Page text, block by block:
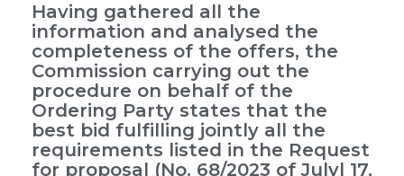
Having gathered all the
information and analysed the
completeness of the offers, the
Commission carrying out the
procedure on behalf of the
Ordering Party states that the
best bid fulfilling jointly all the
requirements listed in the Request
for proposal (No. 68/2023 of Julyl 17,